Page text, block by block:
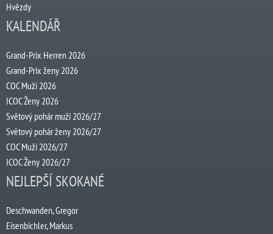
Hvězdy
KALENDÁŘ
Grand-Prix Herren 2026
Grand-Prix ženy 2026
COC Muži 2026
ICOC Ženy 2026
Světový pohár muži 2026/27
Světový pohár ženy 2026/27
COC Muži 2026/27
ICOC Ženy 2026/27
NEJLEPŠÍ SKOKANÉ
Deschwanden, Gregor
Eisenbichler, Markus